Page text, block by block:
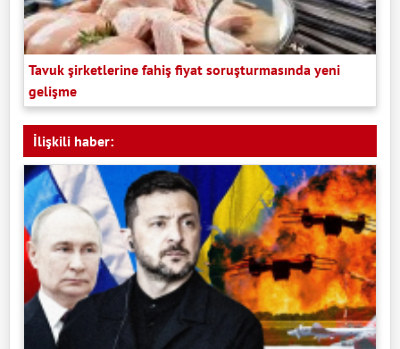
Tavuk şirketlerine fahiş fiyat soruşturmasında yeni
gelişme
İlişkili haber: